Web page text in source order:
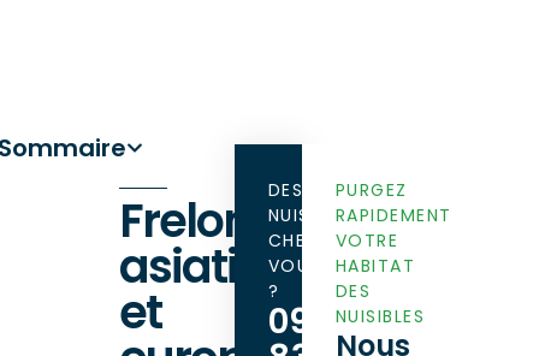
Frelons
asiatiques
et
DES
NUISIBLES
CHEZ
VOUS
?
09
PURGEZ
RAPIDEMENT
VOTRE
HABITAT
DES
NUISIBLES
Nous